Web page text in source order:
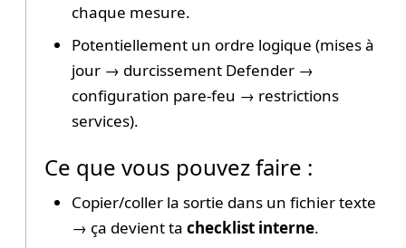
chaque mesure.
Potentiellement un ordre logique (mises à
jour → durcissement Defender →
configuration pare-feu → restrictions
services).
Ce que vous pouvez faire :
Copier/coller la sortie dans un fichier texte
→ ça devient tachecklist interne.